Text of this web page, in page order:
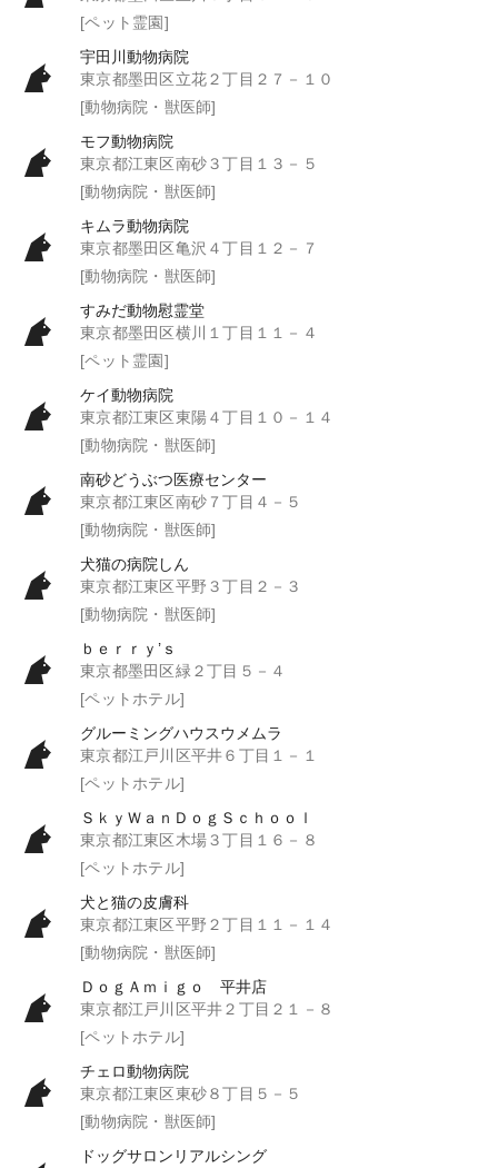
[ペット霊園]
宇田川動物病院
東京都墨田区立花２丁目２７－１０
[動物病院・獣医師]
モフ動物病院
東京都江東区南砂３丁目１３－５
[動物病院・獣医師]
キムラ動物病院
東京都墨田区亀沢４丁目１２－７
[動物病院・獣医師]
すみだ動物慰霊堂
東京都墨田区横川１丁目１１－４
[ペット霊園]
ケイ動物病院
東京都江東区東陽４丁目１０－１４
[動物病院・獣医師]
南砂どうぶつ医療センター
東京都江東区南砂７丁目４－５
[動物病院・獣医師]
犬猫の病院しん
東京都江東区平野３丁目２－３
[動物病院・獣医師]
ｂｅｒｒｙ’ｓ
東京都墨田区緑２丁目５－４
[ペットホテル]
グルーミングハウスウメムラ
東京都江戸川区平井６丁目１－１
[ペットホテル]
ＳｋｙＷａｎＤｏｇＳｃｈｏｏｌ
東京都江東区木場３丁目１６－８
[ペットホテル]
犬と猫の皮膚科
東京都江東区平野２丁目１１－１４
[動物病院・獣医師]
ＤｏｇＡｍｉｇｏ 平井店
東京都江戸川区平井２丁目２１－８
[ペットホテル]
チェロ動物病院
東京都江東区東砂８丁目５－５
[動物病院・獣医師]
ドッグサロンリアルシング